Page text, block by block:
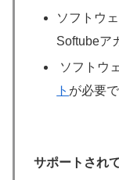
ソフトウ
Softubeア
ソフトウ
ト が必要で
サポートされ